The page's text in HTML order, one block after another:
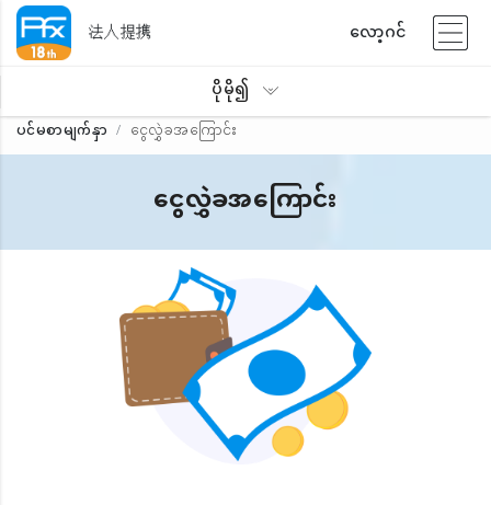
法人提携
လော့ဂင်
ပိုမို၍
ပင်မစာမျက်နှာ ငွေလွှဲခအကြောင်း
ငွေလွှဲခအကြောင်း